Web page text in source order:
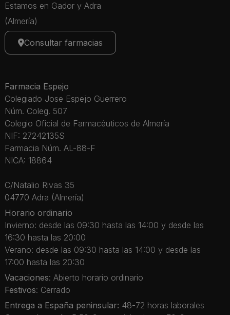
Estamos en Gador y Adra
(Almería)
Consultar farmacias
Farmacia Espejo
Colegiado Jose Espejo Guerrero
Núm. Coleg. 507
Colegio Oficial de Farmacéuticos de Almería
NIF: 27242135S
Farmacia Núm. AL-88-F
NICA: 18864
C/Natalio Rivas 35
04770 Adra (Almería)
Horario ordinario
Invierno: desde las 09:30 hasta las 14:00 y desde las
16:30 hasta las 20:00
Verano: desde las 09:30 hasta las 14:00 y desde las
17:00 hasta las 20:30
Vacaciones: Abierto horario ordinario
Festivos: Cerrado
Entrega a España peninsular: 48-72 horas laborales